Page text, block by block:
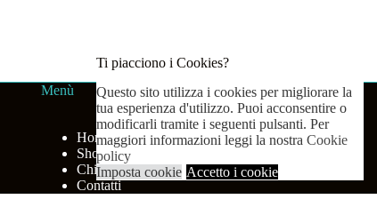
Menù
Home
Shop
Chi siamo
Contatti
Ti piacciono i Cookies?
Questo sito utilizza i cookies per migliorare la
tua esperienza d'utilizzo. Puoi acconsentire o
modificarli tramite i seguenti pulsanti. Per
maggiori informazioni leggi la nostra Cookie
policy
Imposta cookie Accetto i cookie